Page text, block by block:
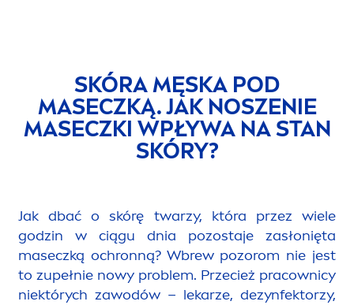
SKÓRA MĘSKA POD
MASECZKĄ. JAK NOSZENIE
MASECZKI WPŁYWA NA STAN
SKÓRY?
Jak dbać o skórę twarzy, która przez wiele
godzin w ciągu dnia pozostaje zasłonięta
maseczką ochronną? Wbrew pozorom nie jest
to zupełnie nowy problem. Przecież pracownicy
niektórych zawodów – lekarze, dezynfektorzy,